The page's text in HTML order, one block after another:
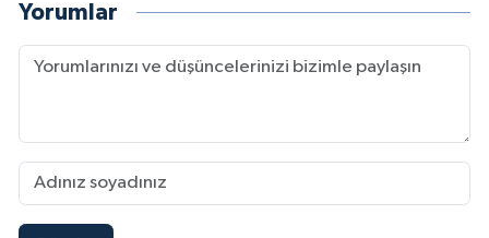
Yorumlar